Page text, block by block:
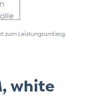
zum Leistungsumfang.
white